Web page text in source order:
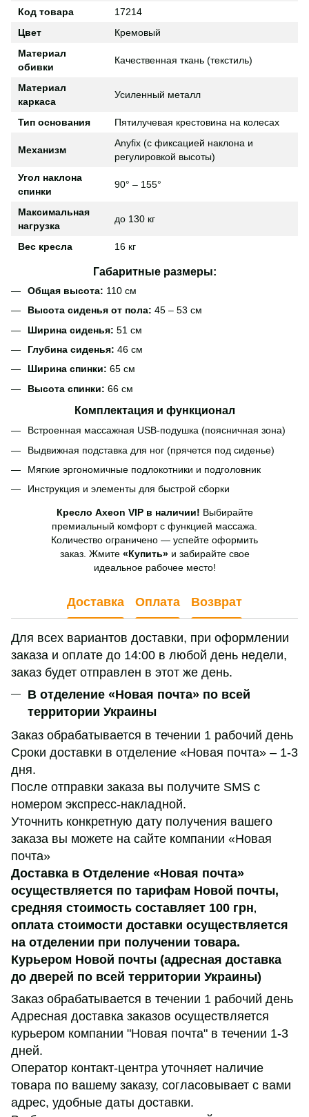
Код товара
17214
Цвет
Кремовый
Материал
обивки
Качественная ткань (текстиль)
Материал
каркаса
Усиленный металл
Тип основания Пятилучевая крестовина на колесах
Механизм
Anyfix (с фиксацией наклона и
регулировкой высоты)
Угол наклона
спинки
90° – 155°
Максимальная
нагрузка
до 130 кг
Вес кресла 16 кг
Габаритные размеры:
Общая высота: 110 см
Высота сиденья от пола: 45 – 53 см
Ширина сиденья: 51 см
Глубина сиденья: 46 см
Ширина спинки: 65 см
Высота спинки: 66 см
Комплектация и функционал
Встроенная массажная USB-подушка (поясничная зона)
Выдвижная подставка для ног (прячется под сиденье)
Мягкие эргономичные подлокотники и подголовник
Инструкция и элементы для быстрой сборки
Кресло Axeon VIP в наличии! Выбирайте
премиальный комфорт с функцией массажа.
Количество ограничено — успейте оформить
заказ. Жмите «Купить»и забирайте свое
идеальное рабочее место!
Доставка Оплата Возврат
Для всех вариантов доставки, при оформлении
заказа и оплате до 14:00 в любой день недели,
заказ будет отправлен в этот же день.
В отделение «Новая почта» по всей
территории Украины
Заказ обрабатывается в течении 1 рабочий день
Сроки доставки в отделение «Новая почта» – 1-3
дня.
После отправки заказа вы получите SMS с
номером экспресс-накладной.
Уточнить конкретную дату получения вашего
заказа вы можете на сайте компании «Новая
почта»
Доставка в Отделение «Новая почта»
осуществляется по тарифам Новой почты,
средняя стоимость составляет 100 грн,
оплата стоимости доставки осуществляется
на отделении при получении товара.
Курьером Новой почты (адресная доставка
до дверей по всей территории Украины)
Заказ обрабатывается в течении 1 рабочий день
Адресная доставка заказов осуществляется
курьером компании "Новая почта" в течении 1-3
дней.
Оператор контакт-центра уточняет наличие
товара по вашему заказу, согласовывает с вами
адрес, удобные даты доставки.